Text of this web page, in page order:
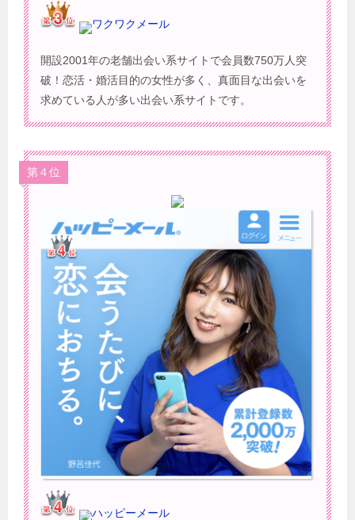
ワクワクメール
開設2001年の老舗出会い系サイトで会員数750万人突
破！恋活・婚活目的の女性が多く、真面目な出会いを
求めている人が多い出会い系サイトです。
第４位
ハッピーメール